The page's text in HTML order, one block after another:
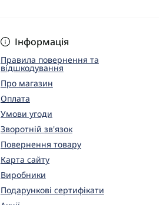
Інформація
Правила повернення та
відшкодування
Про магазин
Оплата
Умови угоди
Зворотній зв'язок
Повернення товару
Карта сайту
Виробники
Подарункові сертифікати